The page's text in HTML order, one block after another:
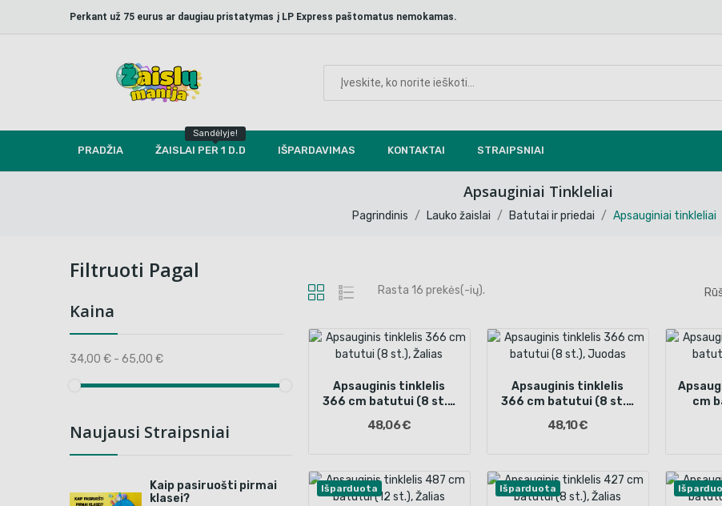
Perkant už 75 eurus ar daugiau pristatymas į LP Express paštomatus nemokamas.
PRADŽIA ŽAISLAI PER 1 D.D
Sandėlyje!
IŠPARDAVIMAS KONTAKTAI STRAIPSNIAI
Apsauginiai Tinkleliai
Pagrindinis Lauko žaislai Batutai ir priedai Apsauginiai tinkleliai
Filtruoti Pagal
Kaina
34,00 € - 65,00 €
Naujausi Straipsniai
Kaip pasiruošti pirmai
klasei?
Rasta 16 prekės(-ių).
Apsauginis tinklelis
366 cm batutui (8 st.),
48,06 €
Apsauginis tinklelis
366 cm batutui (8 st.),
48,10 €
cm
Išparduota Išparduota